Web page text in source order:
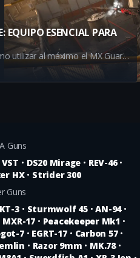
EQUIPO ESENCIAL PARA
Consulta nuestra guía sobre cómo utilizar al máximo el MX Guardian en Warzone. Descubre cómo el uso correcto de la Granada de Humo y la Semtex puede llevarte a la victoria.
Guns
VST • DS20 Mirage • REV-46 •
HX • Strider 300
Guns
3 • Sturmwolf 45 • AN-94 •
MXR-17 • Peacekeeper Mk1 •
7 • EGRT-17 • Carbon 57 •
• Razor 9mm • MK.78 •